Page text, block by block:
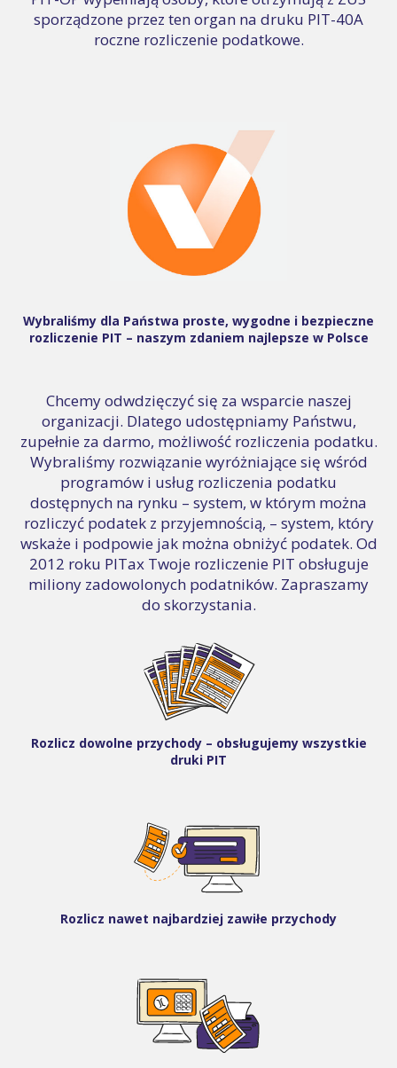
sporządzone przez ten organ na druku PIT-40A
roczne rozliczenie podatkowe.
Wybraliśmy dla Państwa proste, wygodne i bezpieczne
rozliczenie PIT – naszym zdaniem najlepsze w Polsce
Chcemy odwdzięczyć się za wsparcie naszej
organizacji. Dlatego udostępniamy Państwu,
zupełnie za darmo, możliwość rozliczenia podatku.
Wybraliśmy rozwiązanie wyróżniające się wśród
programów i usług rozliczenia podatku
dostępnych na rynku – system, w którym można
rozliczyć podatek z przyjemnością, – system, który
wskaże i podpowie jak można obniżyć podatek. Od
2012 roku PITax Twoje rozliczenie PIT obsługuje
miliony zadowolonych podatników. Zapraszamy
do skorzystania.
Rozlicz dowolne przychody – obsługujemy wszystkie
druki PIT
Rozlicz nawet najbardziej zawiłe przychody